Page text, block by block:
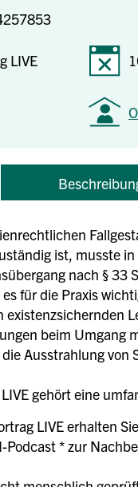
LIVE
ist, musste
nach § 33
für die Praxis
existenzsichernden
beim
Ausstrahlung von
gehört eine
LIVE erhalten
Podcast * zur